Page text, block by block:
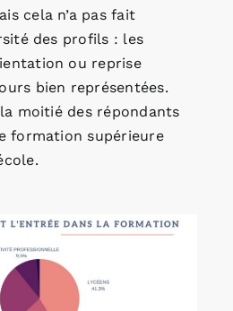
cela n’a pas fait
des profils : les
ou reprise
bien représentées.
moitié des répondants
formation supérieure